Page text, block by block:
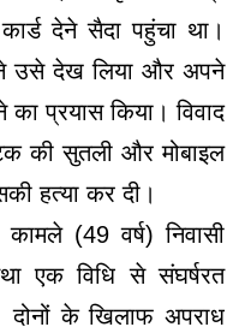
देने सैदा पहुंचा था।
ने उसे देख लिया और अपने
प्रयास किया। विवाद
की सुतली और मोबाइल
हत्या कर दी।
(49 वर्ष) निवासी
एक विधि से संघर्षरत
दोनों के खिलाफ अपराध